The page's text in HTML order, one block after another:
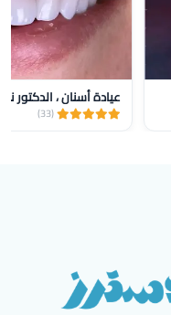
عيادة أسنان ، الدكتور
(33)